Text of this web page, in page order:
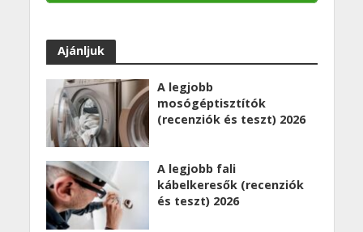
Ajánljuk
A legjobb
mosógéptisztítók
(recenziók és teszt) 2026
A legjobb fali
kábelkeresők (recenziók
és teszt) 2026